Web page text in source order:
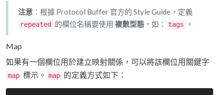
注意 ：根據 Protocol Buffer 官方的 Style Guide，定義
repeated 的欄位名稱要使用 複數型態 ，如： tags 。
Map
如果有一個欄位用於建立映射關係，可以將該欄位用關鍵字
map 標示。 map 的定義方式如下：